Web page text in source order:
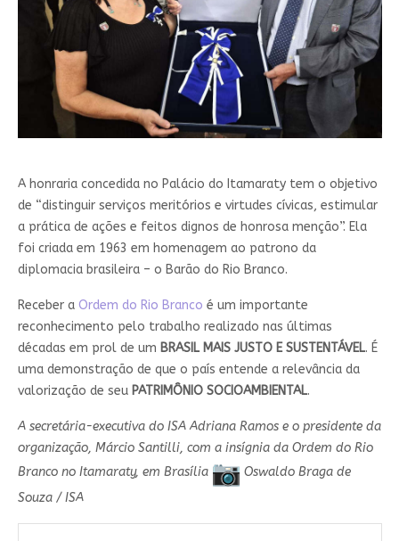
A honraria concedida no Palácio do Itamaraty tem o objetivo
de “distinguir serviços meritórios e virtudes cívicas, estimular
a prática de ações e feitos dignos de honrosa menção”. Ela
foi criada em 1963 em homenagem ao patrono da
diplomacia brasileira – o Barão do Rio Branco.
Receber a Ordem do Rio Branco é um importante
reconhecimento pelo trabalho realizado nas últimas
décadas em prol de um BRASIL MAIS JUSTO E SUSTENTÁVEL. É
uma demonstração de que o país entende a relevância da
valorização de seu PATRIMÔNIO SOCIOAMBIENTAL.
A secretária-executiva do ISA Adriana Ramos e o presidente da
organização, Márcio Santilli, com a insígnia da Ordem do Rio
Branco no Itamaraty, em Brasília
Oswaldo Braga de
Souza / ISA